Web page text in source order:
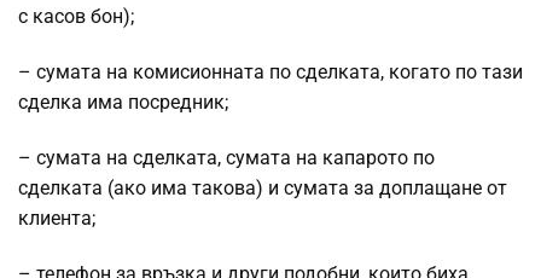
с касов бон);
– сумата на комисионната по сделката, когато по тази
сделка има посредник;
– сумата на сделката, сумата на капарото по
сделката (ако има такова) и сумата за доплащане от
клиента;